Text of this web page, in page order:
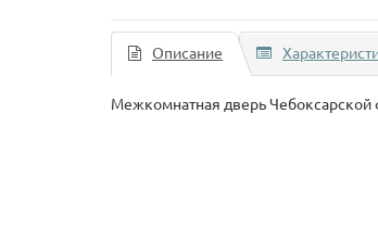
Описание
Межкомнатная дверь